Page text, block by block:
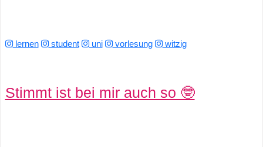
lernen student uni vorlesung witzig
Stimmt ist bei mir auch so 🤓